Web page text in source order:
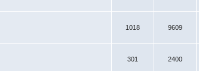
1018 9609
301 2400